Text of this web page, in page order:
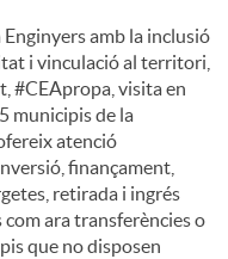
Enginyers amb la inclusió
i vinculació al territori,
#CEApropa, visita en
municipis de la
atenció
finançament,
retirada i ingrés
ara transferències o
que no disposen